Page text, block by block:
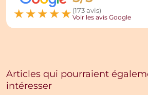
★★★★★ (173 avis)
Voir les avis Google
Articles qui pourraient
intéresser